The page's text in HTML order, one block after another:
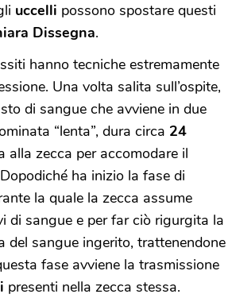
uccelli possono spostare questi
Dissegna.
hanno tecniche estremamente
Una volta salita sull’ospite,
di sangue che avviene in due
“lenta”, dura circa 24
alla zecca per accomodare il
ha inizio la fase di
la quale la zecca assume
di sangue e per far ciò rigurgita la
del sangue ingerito, trattenendone
fase avviene la trasmissione
presenti nella zecca stessa.